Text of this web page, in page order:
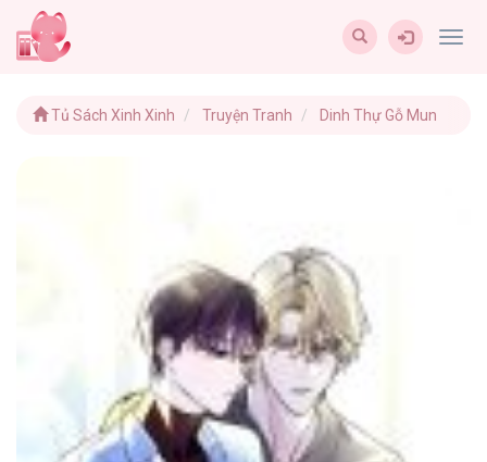
Tủ Sách Xinh Xinh Truyện Tranh Dinh Thự Gỗ Mun